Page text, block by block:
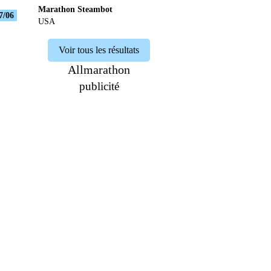
06
Marathon Steambot
USA
Voir tous les résultats
Allmarathon
publicité